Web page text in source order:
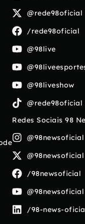
@rede98oficial
/rede98oficial
@98live
@98liveshow
@rede98oficial
Redes Sociais 98
@98newsoficial
@98newsoficial
/98newsoficial
@98newsoficial
/98-news-